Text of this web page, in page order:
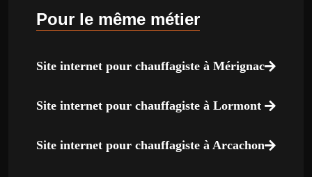
Pour le même métier
Site internet pour chauffagiste à Mérignac
Site internet pour chauffagiste à Lormont
Site internet pour chauffagiste à Arcachon